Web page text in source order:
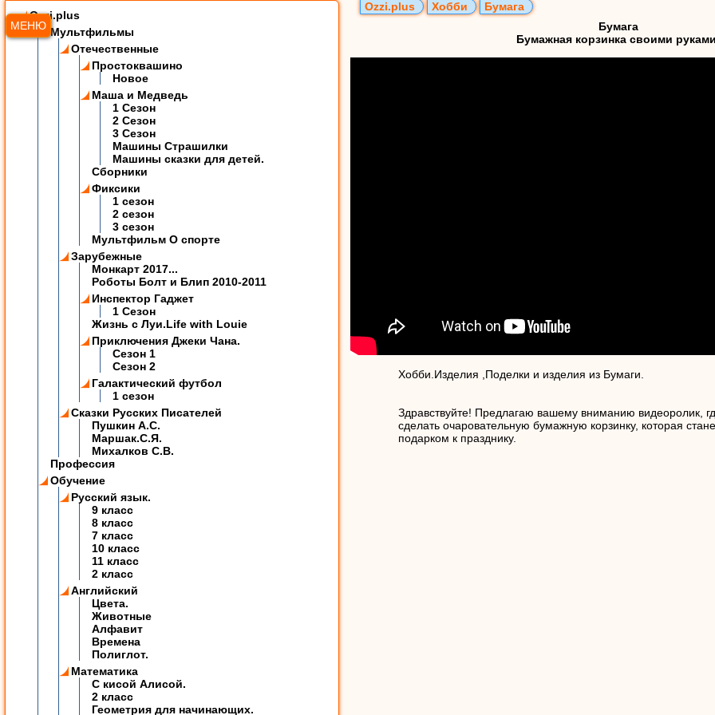
МЕНЮ
Ozzi.plus
Мультфильмы
Отечественные
Простоквашино
Новое
Маша и Медведь
1 Сезон
2 Сезон
3 Сезон
Машины Страшилки
Машины сказки для детей.
Сборники
Фиксики
1 сезон
2 сезон
3 сезон
Мультфильм О спорте
Зарубежные
Монкарт 2017...
Роботы Болт и Блип 2010-2011
Инспектор Гаджет
1 Сезон
Жизнь с Луи.Life with Louie
Приключения Джеки Чана.
Сезон 1
Сезон 2
Галактический футбол
1 сезон
Сказки Русских Писателей
Пушкин А.С.
Маршак.С.Я.
Михалков С.В.
Профессия
Обучение
Русский язык.
9 класс
8 класс
7 класс
10 класс
11 класс
2 класс
Английский
Цвета.
Животные
Алфавит
Времена
Полиглот.
Математика
C кисой Алисой.
2 класс
Геометрия для начинающих.
Ozzi.plus Хобби
Бумага
Бумага
Бумажная корзинка своими
Хобби.Изделия ,Поделки и изделия из Бумаги.
Здравствуйте! Предлагаю вашему вниманию видеоролик,
сделать очаровательную бумажную корзинку, которая